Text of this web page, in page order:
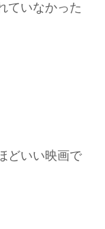
ていなかった
どいい映画で